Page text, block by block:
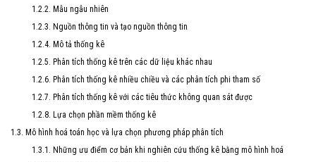
1.2.2. Mẫu ngẫu nhiên
1.2.3. Nguồn thông tin và tạo nguồn thông tin
1.2.4. Mô tả thống kê
1.2.5. Phân tích thống kê trên các dữ liệu khác nhau
1.2.6. Phân tích thống kê nhiều chiều và các phân tích phi tham số
1.2.7. Phân tích thống kê với các tiêu thức không quan sát được
1.2.8. Lựa chọn phần mềm thống kê
1.3. Mô hình hoá toán học và lựa chọn phương pháp phân tích
1.3.1. Những ưu điểm cơ bản khi nghiên cứu thống kê bằng mô hình hoá